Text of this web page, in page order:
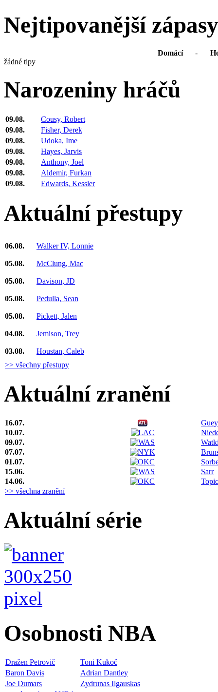
Nejtipovanější zápasy
Domácí -
žádné tipy
Narozeniny hráčů
09.08.
Cousy, Robert
09.08.
Fisher, Derek
09.08.
Udoka, Ime
09.08.
Hayes, Jarvis
09.08.
Anthony, Joel
09.08.
Aldemir, Furkan
09.08.
Edwards, Kessler
Aktuální přestupy
06.08. Walker IV, Lonnie
05.08. McClung, Mac
05.08. Davison, JD
05.08. Pedulla, Sean
05.08. Pickett, Jalen
04.08. Jemison, Trey
03.08.
Houstan, Caleb
>> všechny přestupy
Aktuální zranění
16.07.
10.07.
09.07.
07.07.
01.07.
15.06.
Sarr
14.06.
Topic
>> všechna zranění
Aktuální série
Osobnosti NBA
Dražen Petrovič
Toni Kukoč
Baron Davis
Adrian Dantley
Joe Dumars
Zydrunas Ilgauskas